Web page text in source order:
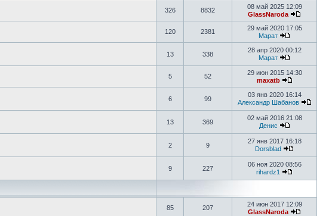
326 8832
08 май 2025 12:09
GlassNaroda
120 2381
29 май 2020 17:05
Марат
13 338
28 апр 2020 00:12
Марат
5 52
29 июн 2015 14:30
maxatb
6 99
03 янв 2020 16:14
Александр Шабанов
13 369
02 май 2016 21:08
Денис
2 9
27 янв 2017 16:18
Dorsblad
9 227
06 ноя 2020 08:56
rihardz1
85 207
24 июн 2017 12:09
GlassNaroda